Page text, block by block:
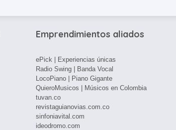
Emprendimientos aliados
ePick | Experiencias únicas
Radio Swing | Banda Vocal
LocoPiano | Piano Gigante
QuieroMusicos | Músicos en Colombia
tuvan.co
revistaguianovias.com.co
sinfoniavital.com
ideodromo.com